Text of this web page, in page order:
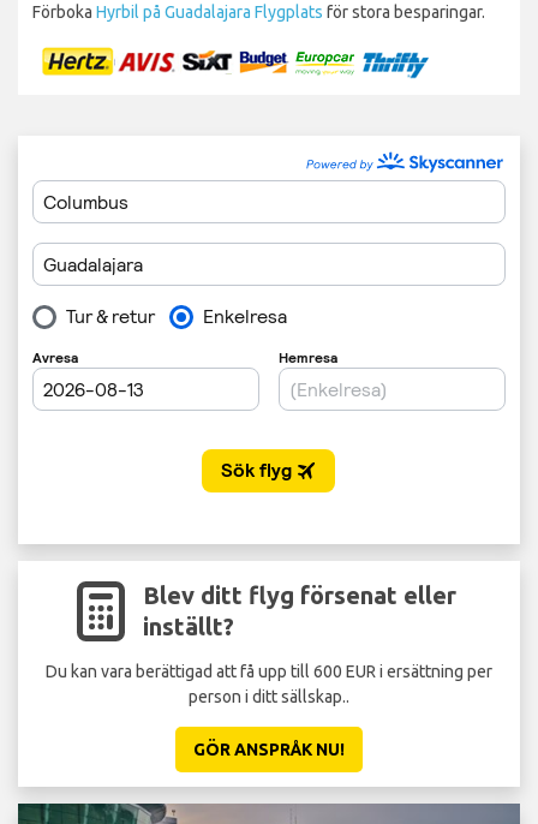
Förboka Hyrbil på Guadalajara Flygplats för stora besparingar.
Blev ditt flyg försenat eller
inställt?
Du kan vara berättigad att få upp till 600 EUR i ersättning per
person i ditt sällskap..
GÖR ANSPRÅK NU!